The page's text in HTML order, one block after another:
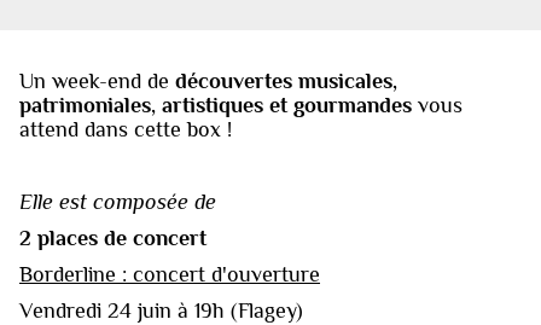
Un week-end de découvertes musicales,
patrimoniales, artistiques et gourmandes vous
attend dans cette box !
Elle est composée de
2 places de concert
Borderline : concert d'ouverture
Vendredi 24 juin à 19h (Flagey)